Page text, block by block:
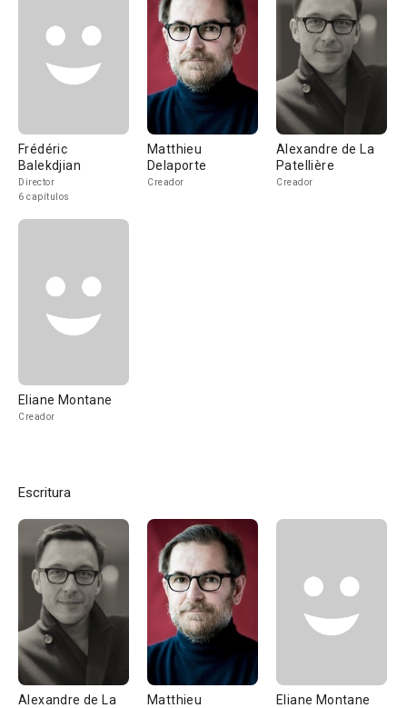
Frédéric
Balekdjian
Director
6 capítulos
Matthieu
Delaporte
Creador
Alexandre de La
Patellière
Creador
Eliane Montane
Creador
Escritura
Alexandre de La
Matthieu
Eliane Montane